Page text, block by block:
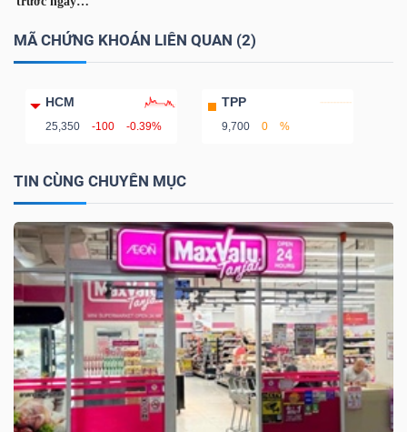
MÃ CHỨNG KHOÁN LIÊN QUAN (2)
HCM
25,350 -100 -0.39%
TPP
9,700 0 %
TIN CÙNG CHUYÊN MỤC